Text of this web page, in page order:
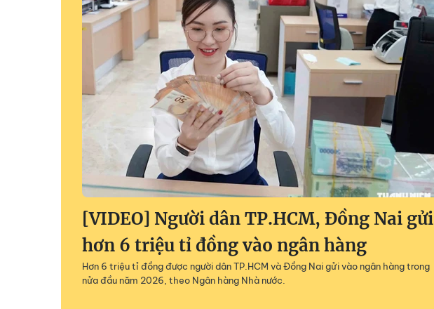
[VIDEO] Người dân TP.HCM, Đồng Nai gửi
hơn 6 triệu tỉ đồng vào ngân hàng
Hơn 6 triệu tỉ đồng được người dân TP.HCM và Đồng Nai gửi vào ngân hàng trong
nửa đầu năm 2026, theo Ngân hàng Nhà nước.